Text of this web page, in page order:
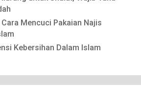
Mencuci Pakaian Najis
Kebersihan Dalam Islam